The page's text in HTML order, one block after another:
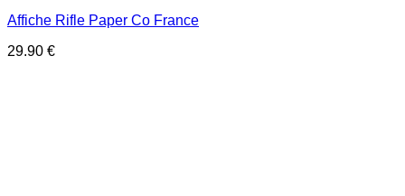
Affiche Rifle Paper Co France
29.90 €